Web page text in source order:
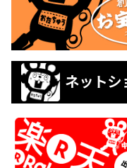
ネットシ